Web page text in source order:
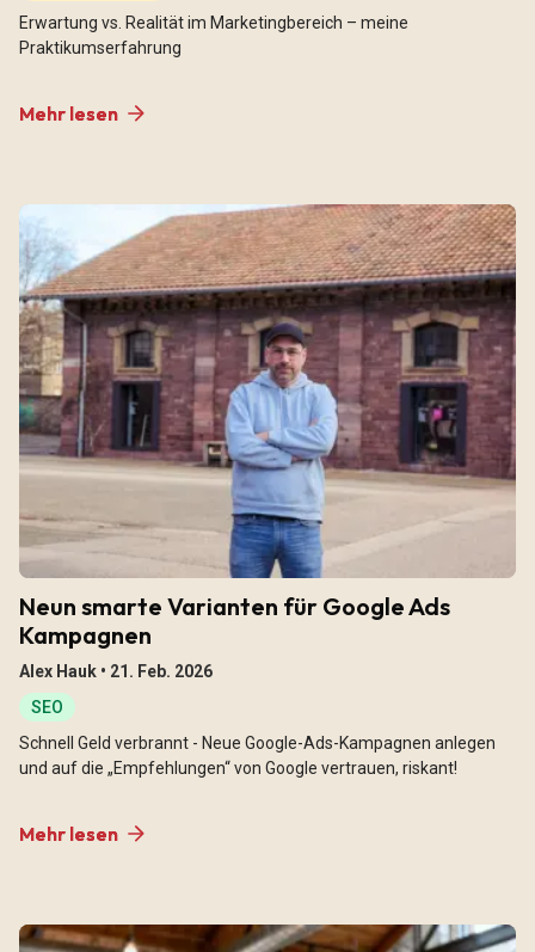
Erwartung vs. Realität im Marketingbereich – meine
Praktikumserfahrung
Mehr lesen
Neun smarte Varianten für Google Ads
Kampagnen
Alex Hauk • 21. Feb. 2026
SEO
Schnell Geld verbrannt - Neue Google-Ads-Kampagnen anlegen
und auf die „Empfehlungen“ von Google vertrauen, riskant!
Mehr lesen